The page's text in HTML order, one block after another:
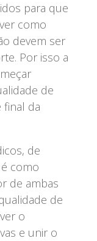
para que
como
devem ser
Por isso a
de
final da
de
como
de ambas
de
o
e unir o